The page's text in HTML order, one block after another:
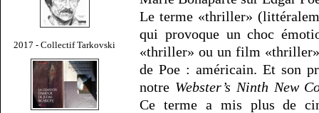
2017 - Collectif Tarkovski
Le terme «thriller»
qui provoque un choc
«thriller» ou un film
de Poe : américain. Et son
notre Webster’s Ninth New
Ce terme a mis plus de